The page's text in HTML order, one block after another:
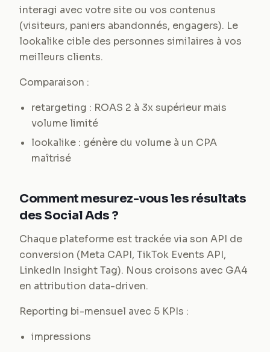
interagi avec votre site ou vos contenus
(visiteurs, paniers abandonnés, engagers). Le
lookalike cible des personnes similaires à vos
meilleurs clients.
Comparaison :
retargeting : ROAS 2 à 3x supérieur mais
volume limité
lookalike : génère du volume à un CPA
maîtrisé
Comment mesurez-vous les résultats
des Social Ads ?
Chaque plateforme est trackée via son API de
conversion (Meta CAPI, TikTok Events API,
LinkedIn Insight Tag). Nous croisons avec GA4
en attribution data-driven.
Reporting bi-mensuel avec 5 KPIs :
impressions